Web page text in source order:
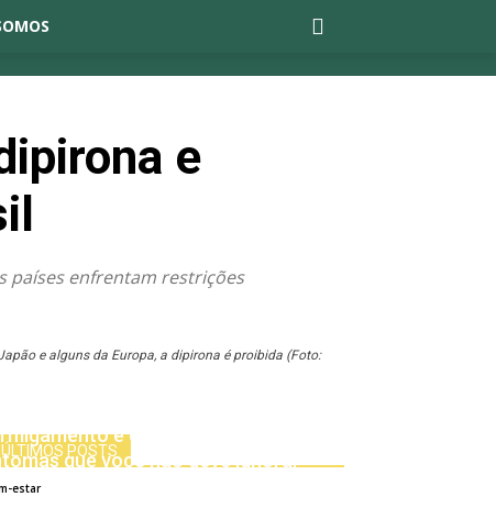
e
países enfrentam restrições
e alguns da Europa, a dipirona é proibida (Foto:
ÚLTIMOS POSTS
e dormência no corpo:
que você não deve ignorar
estar